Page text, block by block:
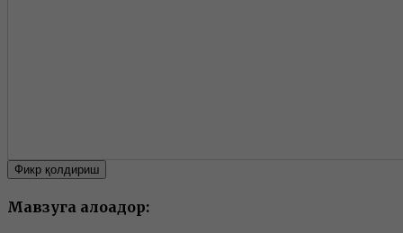
Фикр қолдириш
Мавзуга алоқадор: